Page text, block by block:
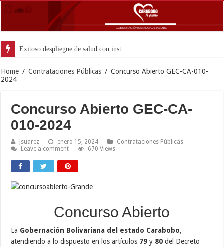
Exitoso despliegue de salud con instalación gratuita de marcap
Home / Contrataciones Públicas / Concurso Abierto GEC-CA-010-
2024
Concurso Abierto GEC-CA-
010-2024
Jsuarez enero 15, 2024
Contrataciones Públicas
Leave a comment
670 Views
Concurso Abierto
La Gobernación Bolivariana del estado Carabobo,
atendiendo a lo dispuesto en los artículos 79 y 80 del Decreto